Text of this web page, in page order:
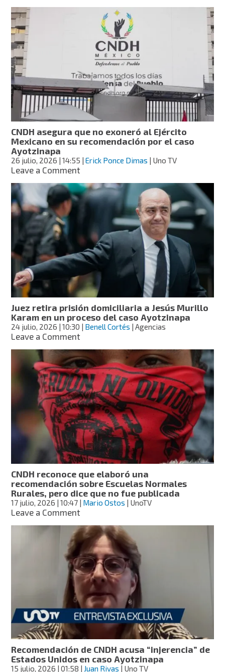
Ayotzinapa
piden
a
SCJN
frenar
nueva
Comisión
de
la
Verdad
CNDH asegura que no exoneró al Ejército
Mexicano en su recomendación por el caso
Ayotzinapa
26 julio, 2026 | 14:55 |Erick Ponce Dimas | Uno TV
Leave a Commenton
asegura
que
exoneró
Ejército
Mexicano
en
recomendación
por
el
caso
Ayotzinapa
Juez retira prisión domiciliaria a Jesús Murillo
Karam en un proceso del caso Ayotzinapa
24 julio, 2026 | 10:30 | Benell Cortés | Agencias
Leave a Commenton
retira
prisión
domiciliaria
a
Jesús
Murillo
Karam
en
un
proceso
del
caso
Ayotzinapa
CNDH reconoce que elaboró una
recomendación sobre Escuelas Normales
Rurales, pero dice que no fue publicada
17 julio, 2026 | 10:47 | Mario Ostos | UnoTV
Leave a Commenton
reconoce
que
elaboró
una
recomendación
sobre
Escuelas
Normales
Rurales,
pero
que
no
fue
Recomendación de CNDH acusa “injerencia” de
Estados Unidos en caso Ayotzinapa
15 julio, 2026 | 01:58 Juan Rivas | Uno TV